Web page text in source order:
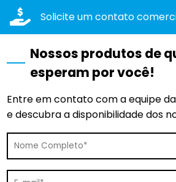
Solicite um contato
Nossos produtos de
esperam por você!
Entre em contato com a equipe
e descubra a disponibilidade dos